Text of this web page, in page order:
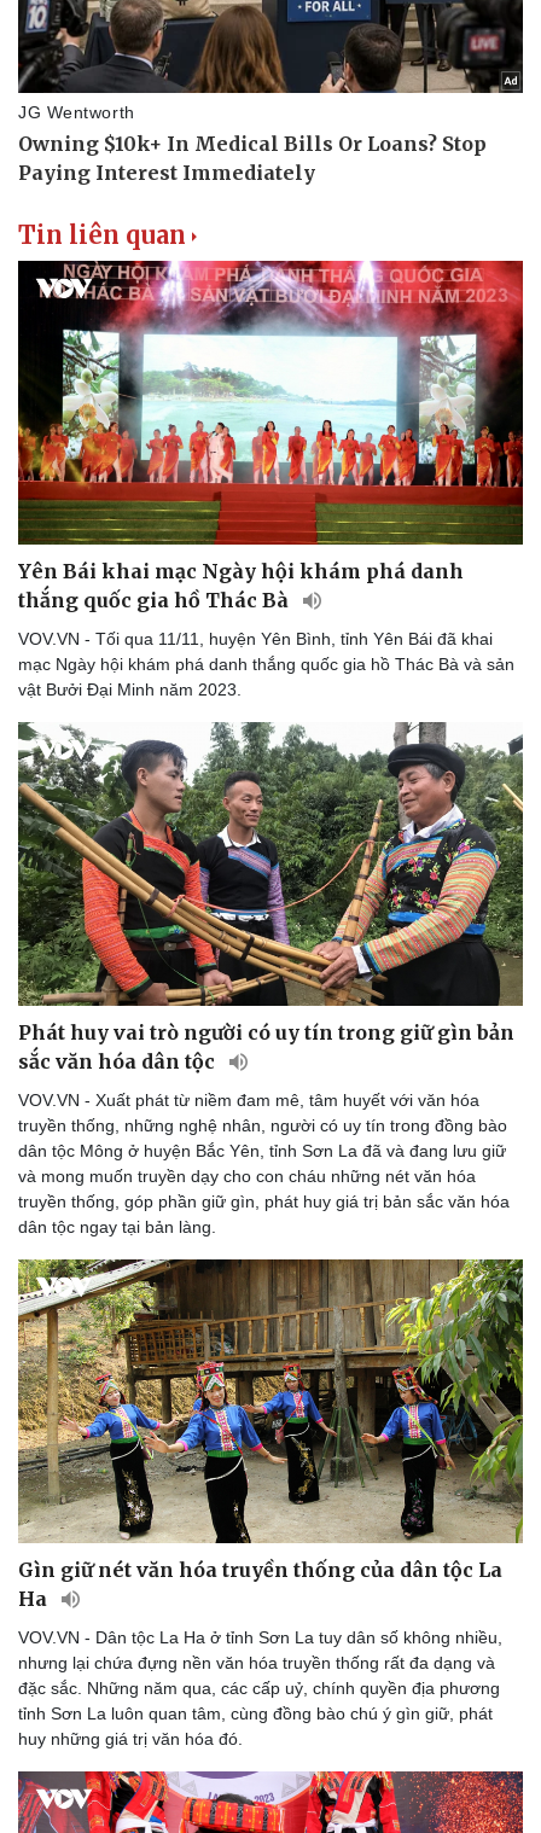
Làm đẹp - giảm cân
Phòng mạch online
Ăn sạch sống khỏe
Văn hóa
Sân khấu - Điện ảnh
Văn học
Âm nhạc
Di sản
Giải trí
Nghệ sĩ
Thời trang
Sao Việt
Du lịch
Săn Tour
check-in
Podcast
Đọc truyện đêm khuya
Cửa sổ tình yêu
Kể chuyện cho bé
Hạt giống tâm hồn
Tin liên quan
Yên Bái khai mạc Ngày hội khám phá danh
thắng quốc gia hồ Thác Bà
VOV.VN - Tối qua 11/11, huyện Yên Bình, tỉnh Yên Bái đã khai
mạc Ngày hội khám phá danh thắng quốc gia hồ Thác Bà và sản
vật Bưởi Đại Minh năm 2023.
Phát huy vai trò người có uy tín trong giữ gìn bản
sắc văn hóa dân tộc
VOV.VN - Xuất phát từ niềm đam mê, tâm huyết với văn hóa
truyền thống, những nghệ nhân, người có uy tín trong đồng bào
dân tộc Mông ở huyện Bắc Yên, tỉnh Sơn La đã và đang lưu giữ
và mong muốn truyền dạy cho con cháu những nét văn hóa
truyền thống, góp phần giữ gìn, phát huy giá trị bản sắc văn hóa
dân tộc ngay tại bản làng.
Gìn giữ nét văn hóa truyền thống của dân tộc La
Ha
VOV.VN - Dân tộc La Ha ở tỉnh Sơn La tuy dân số không nhiều,
nhưng lại chứa đựng nền văn hóa truyền thống rất đa dạng và
đặc sắc. Những năm qua, các cấp uỷ, chính quyền địa phương
tỉnh Sơn La luôn quan tâm, cùng đồng bào chú ý gìn giữ, phát
huy những giá trị văn hóa đó.